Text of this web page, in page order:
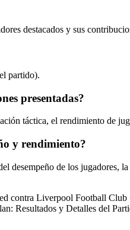
destacados y sus
partido).
presentadas?
táctica, el rendimiento de
y rendimiento?
de los jugadores,
contra Liverpool Football Club
Resultados y Detalles del